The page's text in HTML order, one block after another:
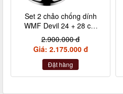
Set 2 chảo chống dính
WMF Devil 24 + 28 cm
kèm xẻng
2.900.000 đ
Giá: 2.175.000 đ
Đặt hàng